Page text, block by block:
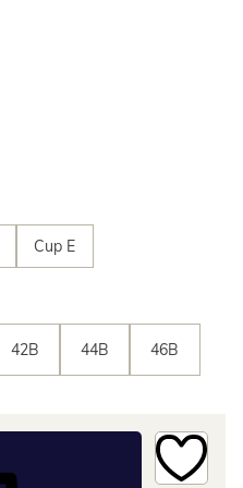
Cup E
42B 44B 46B